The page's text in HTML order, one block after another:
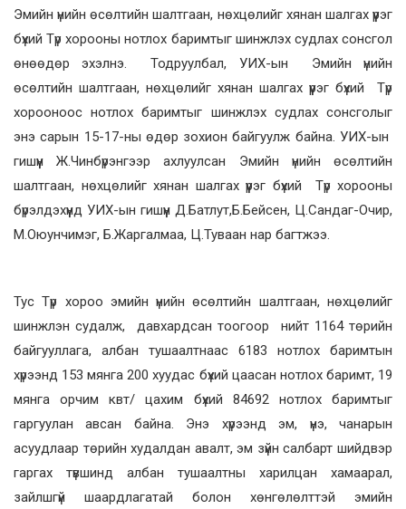
Эмийн үнийн өсөлтийн шалтгаан, нөхцөлийг хянан шалгах үүрэг
бүхий Түр хорооны нотлох баримтыг шинжлэх судлах сонсгол
өнөөдөр эхэлнэ. Тодруулбал, УИХ-ын Эмийн үнийн
өсөлтийн шалтгаан, нөхцөлийг хянан шалгах үүрэг бүхий Түр
хорооноос нотлох баримтыг шинжлэх судлах сонсголыг
энэ сарын 15-17-ны өдөр зохион байгуулж байна. УИХ-ын
гишүүн Ж.Чинбүрэнгээр ахлуулсан Эмийн үнийн өсөлтийн
шалтгаан, нөхцөлийг хянан шалгах үүрэг бүхий Түр хорооны
бүрэлдэхүүнд УИХ-ын гишүүн Д.Батлут,Б.Бейсен, Ц.Сандаг-Очир,
М.Оюунчимэг, Б.Жаргалмаа, Ц.Туваан нар багтжээ.
Тус Түр хороо эмийн үнийн өсөлтийн шалтгаан, нөхцөлийг
шинжлэн судалж, давхардсан тоогоор нийт 1164 төрийн
байгууллага, албан тушаалтнаас 6183 нотлох баримтын
хүрээнд 153 мянга 200 хуудас бүхий цаасан нотлох баримт, 19
мянга орчим квт/ цахим бүхий 84692 нотлох баримтыг
гаргуулан авсан байна. Энэ хүрээнд эм, үнэ, чанарын
асуудлаар төрийн худалдан авалт, эм зүйн салбарт шийдвэр
гаргах түвшинд албан тушаалтны харилцан хамаарал,
зайлшгүй шаардлагатай болон хөнгөлөлттэй эмийн